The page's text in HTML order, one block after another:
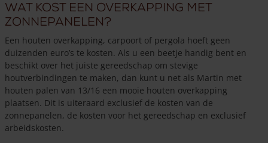
Wat kost een overkapping met
zonnepanelen?
Een houten overkapping, carpoort of pergola hoeft geen
duizenden euro’s te kosten. Als u een beetje handig bent en
beschikt over het juiste gereedschap om stevige
houtverbindingen te maken, dan kunt u net als Martin met
houten palen van 13/16 een mooie houten overkapping
plaatsen. Dit is uiteraard exclusief de kosten van de
zonnepanelen, de kosten voor het gereedschap en exclusief
arbeidskosten.